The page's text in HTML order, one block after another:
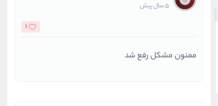
5 سال پیش
1
ممنون مشکل رفع شد